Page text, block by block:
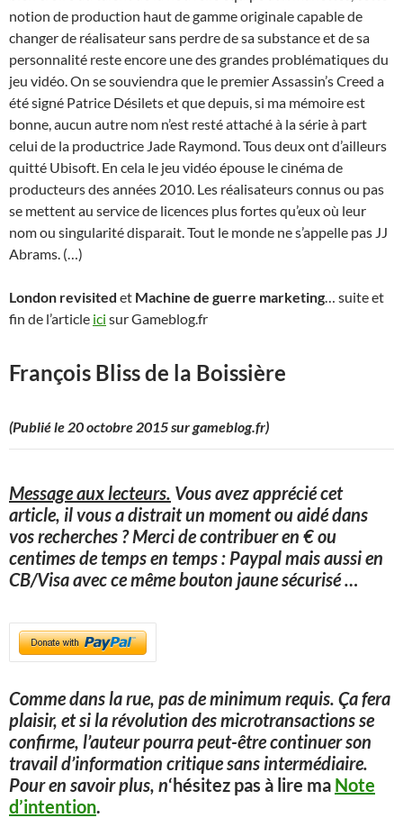
notion de production haut de gamme originale capable de
changer de réalisateur sans perdre de sa substance et de sa
personnalité reste encore une des grandes problématiques du
jeu vidéo. On se souviendra que le premier Assassin’s Creed a
été signé Patrice Désilets et que depuis, si ma mémoire est
bonne, aucun autre nom n’est resté attaché à la série à part
celui de la productrice Jade Raymond. Tous deux ont d’ailleurs
quitté Ubisoft. En cela le jeu vidéo épouse le cinéma de
producteurs des années 2010. Les réalisateurs connus ou pas
se mettent au service de licences plus fortes qu’eux où leur
nom ou singularité disparait. Tout le monde ne s’appelle pas JJ
Abrams. (…)
London revisited et Machine de guerre marketing… suite et
fin de l’article ici sur Gameblog.fr
François Bliss de la Boissière
(Publié le 20 octobre 2015 sur gameblog.fr)
Message aux lecteurs. Vous avez apprécié cet
article, il vous a distrait un moment ou aidé dans
vos recherches ? Merci de contribuer en € ou
centimes de temps en temps : Paypal mais aussi en
CB/Visa avec ce même bouton jaune sécurisé…
Comme dans la rue, pas de minimum requis. Ça fera
plaisir, et si la révolution des microtransactions se
confirme, l’auteur pourra peut-être continuer son
travail d’information critique sans intermédiaire.
Pour en savoir plus, n‘hésitez pas à lire ma Note
d’intention.